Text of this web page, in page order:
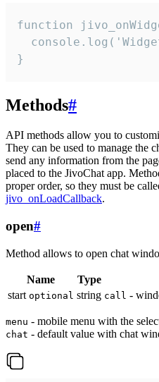
function
}
Methods#
API methods allow you to
They can be used to manage the
send any information from the
placed to the JivoChat app.
proper order, so they must be
jivo_onLoadCallback.
open#
Method allows to open chat
Name Type
start optional string call -
menu - mobile menu with the
chat - default value with chat